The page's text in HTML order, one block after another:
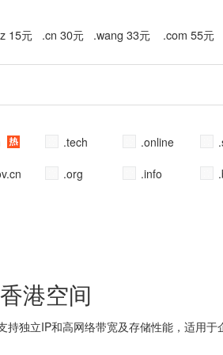
15元 .cn 30元 .wang 33元 .com 55元
.tech .online
.org .info
香港空间
持独立IP和高网络带宽及存储性能，适用于